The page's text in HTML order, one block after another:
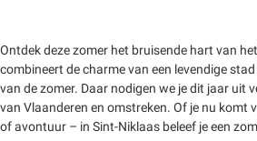
Ontdek deze zomer het bruisende hart van
combineert de charme van een levendige
van de zomer. Daar nodigen we je dit jaar uit
van Vlaanderen en omstreken. Of je nu komt
of avontuur – in Sint-Niklaas beleef je een